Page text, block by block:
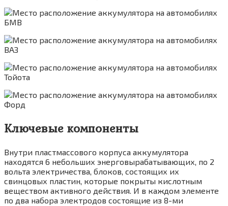
Ключевые компоненты
Внутри пластмассового корпуса аккумулятора
находятся 6 небольших энерговырабатывающих, по 2
вольта электричества, блоков, состоящих их
свинцовых пластин, которые покрыты кислотным
веществом активного действия. И в каждом элементе
по два набора электродов состоящие из 8-ми